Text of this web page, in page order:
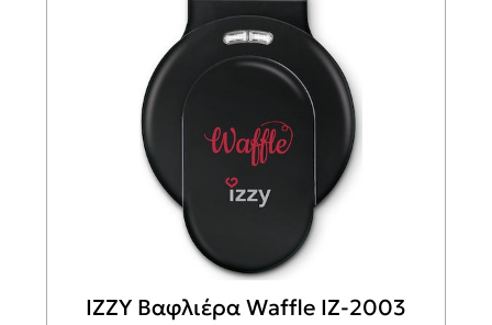
IZZY Βαφλιέρα Waffle IZ-2003